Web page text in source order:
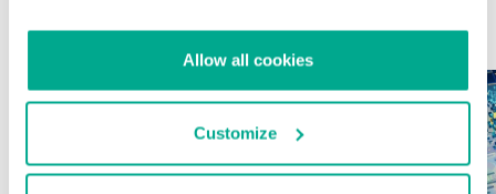
Allow all cookies
Customize
ÚLTIMAS PUBLICACIONES